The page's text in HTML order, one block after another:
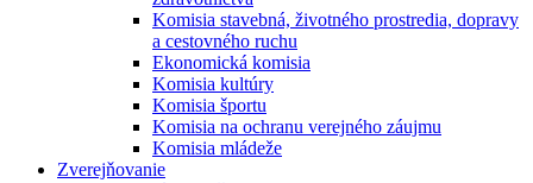
Komisia stavebná, životného prostredia, dopravy
a cestovného ruchu
Ekonomická komisia
Komisia kultúry
Komisia športu
Komisia na ochranu verejného záujmu
Komisia mládeže
Zverejňovanie